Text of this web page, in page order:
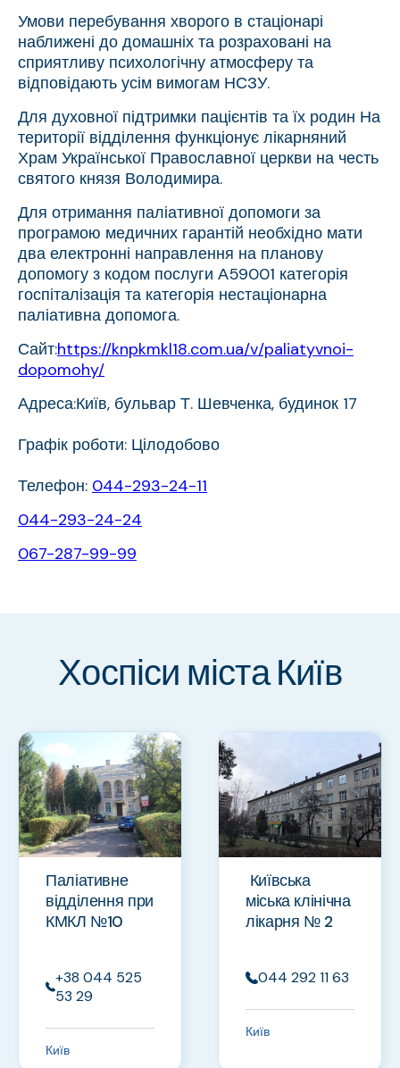
Умови перебування хворого в стаціонарі
наближені до домашніх та розраховані на
сприятливу психологічну атмосферу та
відповідають усім вимогам НСЗУ.
Для духовної підтримки пацієнтів та їх родин На
території відділення функціонує лікарняний
Храм Української Православної церкви на честь
святого князя Володимира.
Для отримання паліативної допомоги за
програмою медичних гарантій необхідно мати
два електронні направлення на планову
допомогу з кодом послуги А59001 категорія
госпіталізація та категорія нестаціонарна
паліативна допомога.
Сайт:https://knpkmkl18.com.ua/v/paliatyvnoi-
dopomohy/
Адреса:Київ, бульвар Т. Шевченка, будинок 17
Графік роботи: Цілодобово
Телефон: 044-293-24-11
044-293-24-24
067-287-99-99
Хоспіси міста Київ
Паліативне
відділення при
КМКЛ №10
+38 044 525
53 29
Київ
Київська
міська клінічна
лікарня № 2
044 292 11 63
Київ